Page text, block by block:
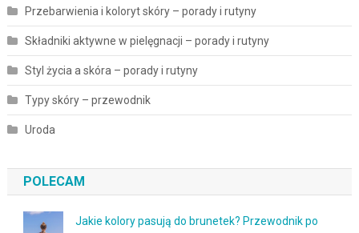
Przebarwienia i koloryt skóry – porady i rutyny
Składniki aktywne w pielęgnacji – porady i rutyny
Styl życia a skóra – porady i rutyny
Typy skóry – przewodnik
Uroda
POLECAM
Jakie kolory pasują do brunetek? Przewodnik po